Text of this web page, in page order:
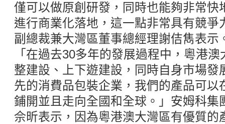
僅可以做原創研發，同時也能夠非常快
進行商業化落地，這一點非常具有競爭
副總裁兼大灣區董事總經理謝佶雋表示
「在過去30多年的發展過程中，粵港
整建設、上下遊建設，同時自身市場發
先的消費品包裝企業，我們的產品可以
鋪開並且走向全國和全球。」安姆科集
佘昕表示，因為粵港澳大灣區有優質的